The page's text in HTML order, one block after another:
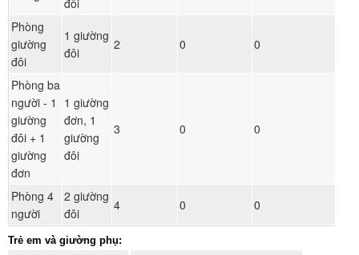
đôi
Phòng
giường
đôi
1 giường
đôi
2 0 0
Phòng ba
người - 1
giường
đôi + 1
giường
đơn
1 giường
đơn, 1
giường
đôi
3 0 0
Phòng 4
người
2 giường
đôi
4 0 0
Trẻ em và giường phụ: